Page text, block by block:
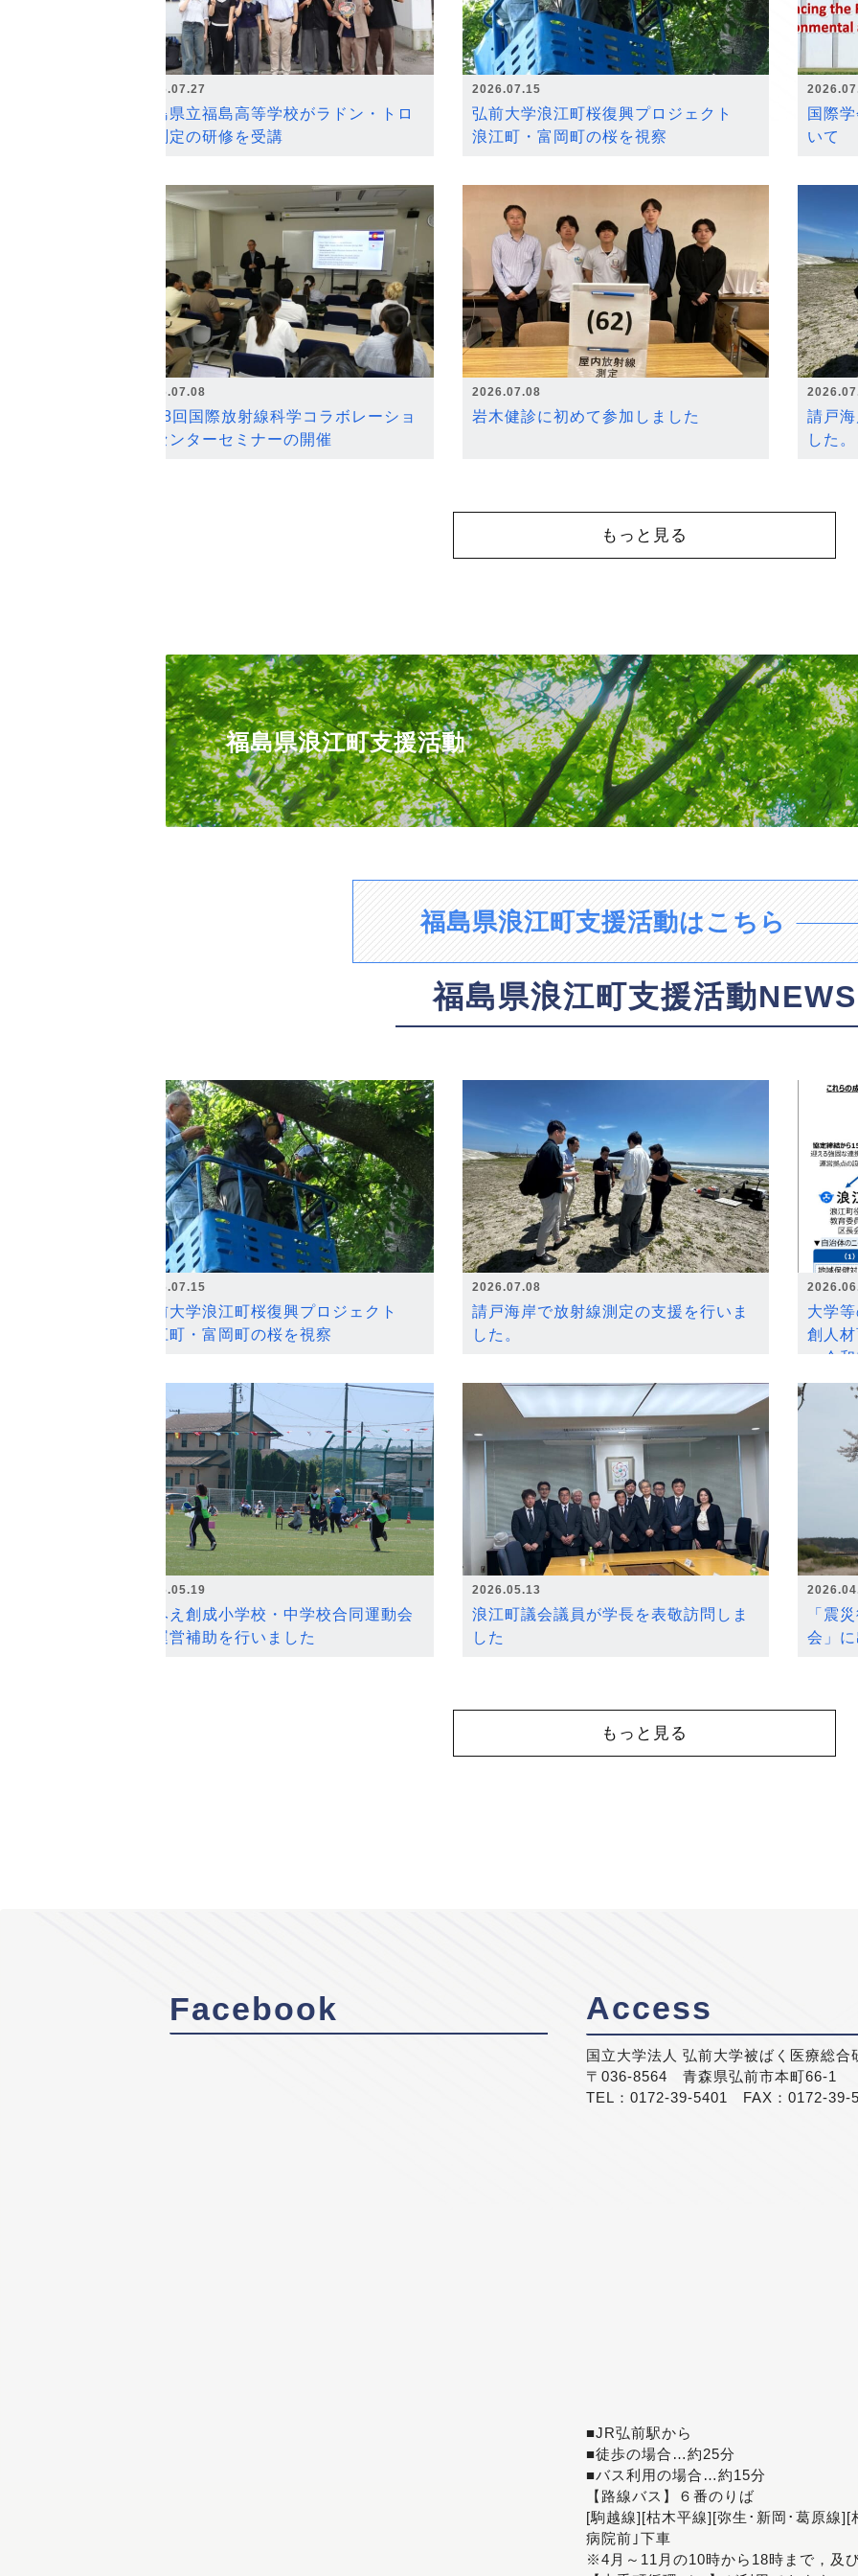
2026.07.27
福島県立福島高等学校がラドン・トロ
ン測定の研修を受講
2026.07.15
弘前大学浪江町桜復興プロジェクト
浪江町・富岡町の桜を視察
国際
いて
2026.07.08
第18回国際放射線科学コラボレーショ
ンセンターセミナーの開催
2026.07.08
岩木健診に初めて参加しました
請戸
した。
もっと見る
福島県浪江町支援活動
福島県浪江町支援活動はこちら
福島県浪江町支援活動NEWS
2026.07.15
弘前大学浪江町桜復興プロジェクト
浪江町・富岡町の桜を視察
2026.07.08
請戸海岸で放射線測定の支援を行いま
した。
大学
創人
～令
2026.05.19
なみえ創成小学校・中学校合同運動会
の運営補助を行いました
2026.05.13
浪江町議会議員が学長を表敬訪問しま
した
「震
会」
もっと見る
Facebook Access
国立大学法人 弘前大学被ばく医療総合
〒036-8564 青森県弘前市本町66-1
TEL：0172-39-5401 FAX：0172-39-
■JR弘前駅から
■徒歩の場合…約25分
■バス利用の場合…約15分
【路線バス】６番のりば
[駒越線][枯木平線][弥生･新岡･葛原線
病院前｣下車
※4月～11月の10時から18時まで，及